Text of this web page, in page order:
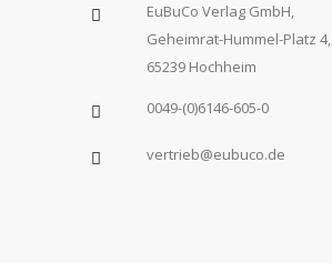
EuBuCo Verlag GmbH,
Geheimrat-Hummel-Platz 4,
65239 Hochheim
0049-(0)6146-605-0
vertrieb@eubuco.de